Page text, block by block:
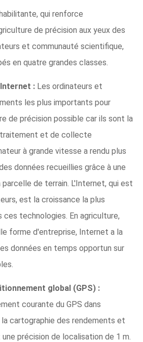
qui renforce
de précision aux yeux des
et communauté scientifique,
en quatre grandes classes.
: Les ordinateurs et
les plus importants pour
de précision possible car ils sont la
et de collecte
à grande vitesse a rendu plus
données recueillies grâce à une
de terrain. L'Internet, qui est
est la croissance la plus
technologies. En agriculture,
forme d'entreprise, Internet a la
données en temps opportun sur
global (GPS) :
courante du GPS dans
cartographie des rendements et
précision de localisation de 1 m.